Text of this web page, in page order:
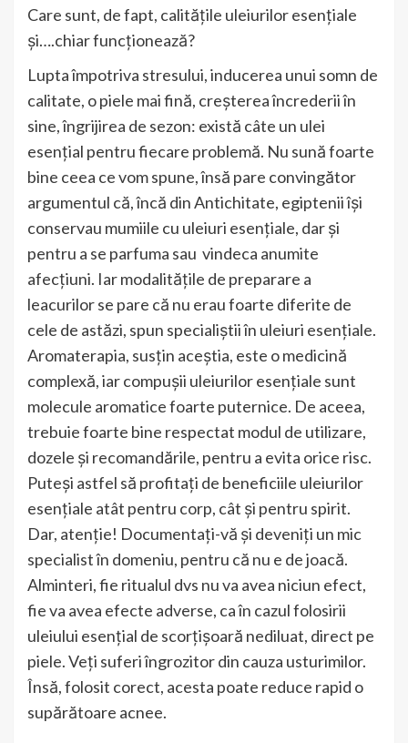
Care sunt, de fapt, calitățile uleiurilor esențiale
și….chiar funcționează?
Lupta împotriva stresului, inducerea unui somn de
calitate, o piele mai fină, creșterea încrederii în
sine, îngrijirea de sezon: există câte un ulei
esențial pentru fiecare problemă. Nu sună foarte
bine ceea ce vom spune, însă pare convingător
argumentul că, încă din Antichitate, egiptenii își
conservau mumiile cu uleiuri esențiale, dar și
pentru a se parfuma sau vindeca anumite
afecțiuni. Iar modalitățile de preparare a
leacurilor se pare că nu erau foarte diferite de
cele de astăzi, spun specialiștii în uleiuri esențiale.
Aromaterapia, susțin aceștia, este o medicină
complexă, iar compușii uleiurilor esențiale sunt
molecule aromatice foarte puternice. De aceea,
trebuie foarte bine respectat modul de utilizare,
dozele și recomandările, pentru a evita orice risc.
Puteși astfel să profitați de beneficiile uleiurilor
esențiale atât pentru corp, cât și pentru spirit.
Dar, atenție! Documentați-vă și deveniți un mic
specialist în domeniu, pentru că nu e de joacă.
Alminteri, fie ritualul dvs nu va avea niciun efect,
fie va avea efecte adverse, ca în cazul folosirii
uleiului esențial de scorțișoară nediluat, direct pe
piele. Veți suferi îngrozitor din cauza usturimilor.
Însă, folosit corect, acesta poate reduce rapid o
supărătoare acnee.